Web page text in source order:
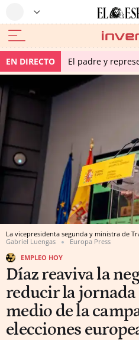
EN DIRECTO El padre y
La vicepresidenta segunda y ministra de
Gabriel Luengas
Europa Press
EMPLEO HOY
Díaz reaviva la
reducir la
medio de la
elecciones